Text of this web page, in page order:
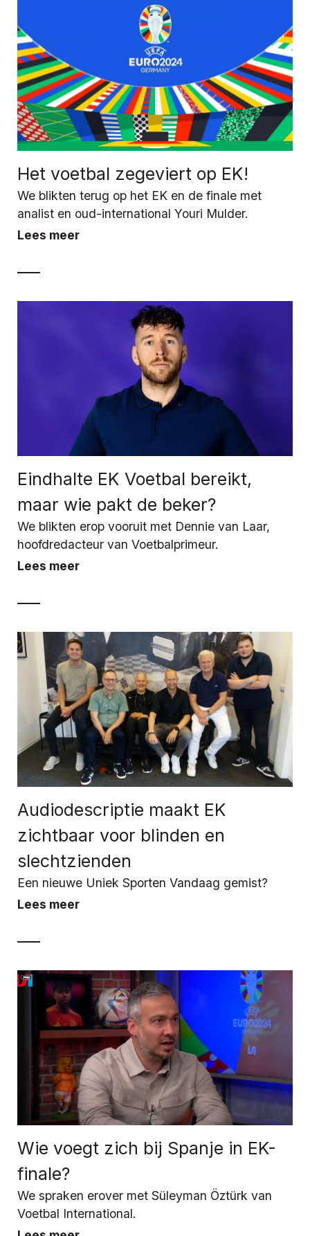
Het voetbal zegeviert op EK!
We blikten terug op het EK en de finale met
analist en oud-international Youri Mulder.
Lees meer
Eindhalte EK Voetbal bereikt,
maar wie pakt de beker?
We blikten erop vooruit met Dennie van Laar,
hoofdredacteur van Voetbalprimeur.
Lees meer
Audiodescriptie maakt EK
zichtbaar voor blinden en
slechtzienden
Een nieuwe Uniek Sporten Vandaag gemist?
Lees meer
Wie voegt zich bij Spanje in EK-
finale?
We spraken erover met Süleyman Öztürk van
Voetbal International.